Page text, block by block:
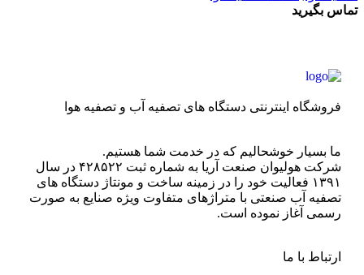
تماس بگیرید
فروشگاه اینترنتی دستگاه های تصفیه آب و تصفیه هوا
ما بسیار خوشحالیم که در خدمت شما هستیم.
شرکت هولیوان صنعت آریا به شماره ثبت ۴۲۸۵۲۲ در سال
۱۳۹۱ فعالیت خود را در زمینه ساخت و مونتاژ دستگاه های
تصفیه آب صنعتی با متراژهای متفاوت ویژه صنایع به صورت
رسمی آغاز نموده است.
ارتباط با ما